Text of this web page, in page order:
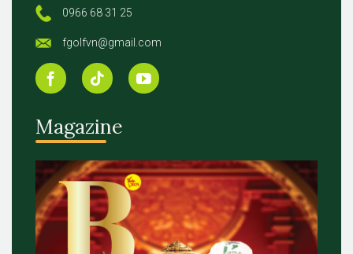
0966 68 31 25
fgolfvn@gmail.com
Magazine